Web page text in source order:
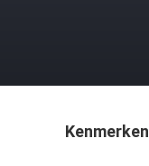
Kenmerken